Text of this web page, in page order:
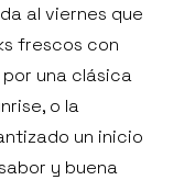
al viernes que
frescos con
una clásica
o la
un inicio
y buena